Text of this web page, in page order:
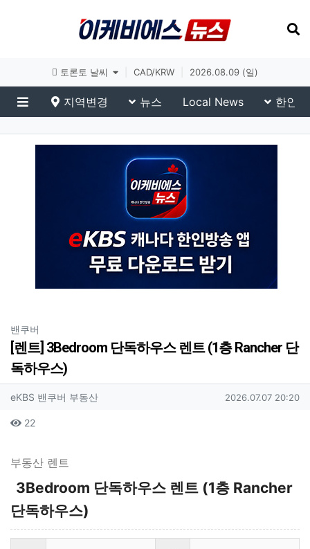
토론토 날씨 CAD/KRW 2026.08.09 (일)
메뉴
지역변경 뉴스 Local News 한인
부동산
밴쿠버
[렌트] 3Bedroom 단독하우스 렌트 (1층 Rancher 단
독하우스)
작성자 정보
eKBS 밴쿠버 부동산작성 작성일
2026.07.07 20:20
컨텐츠 정보
22조회
부동산 렌트
3Bedroom 단독하우스 렌트 (1층 Rancher
단독하우스)